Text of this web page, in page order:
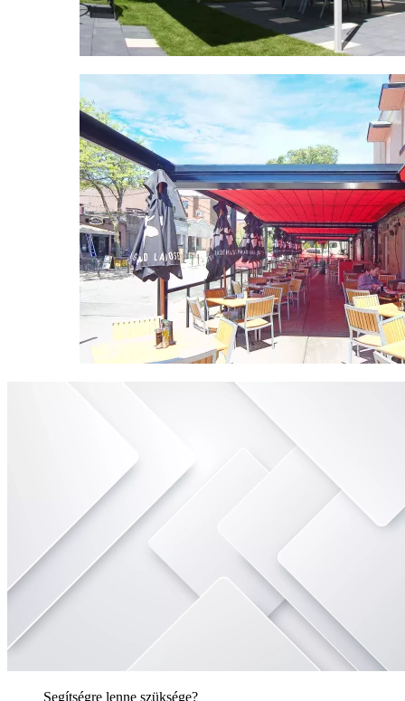
Segítségre lenne szüksége?